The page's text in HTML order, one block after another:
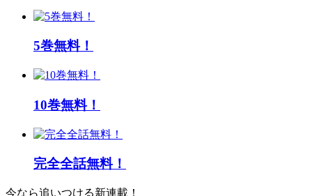
5巻無料！
10巻無料！
完全全話無料！
今なら追いつける新連載！